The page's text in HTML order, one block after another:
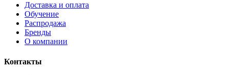
Доставка и оплата
Обучение
Распродажа
Бренды
О компании
Контакты